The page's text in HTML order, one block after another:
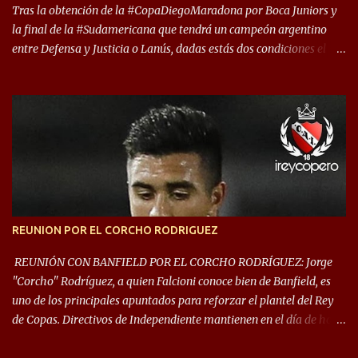
Tras la obtención de la #CopaDiegoMaradona por Boca Juniors y
la final de la #Sudamericana que tendrá un campeón argentino
entre Defensa y Justicia o Lanús, dadas estás dos condiciones el
que iniciará en fase de grupos con 6 partidos, de los cuales sólo los
primeros de cada grupo jugarán los 8vos. con los 3ros. mejores de
las fases de grupos de la #CopaLibertadores 2021. ¡Este año hay
noche de Copas Rey! ⚽🇦🇹👑🏆.
REUNION POR EL CORCHO RODRIGUEZ
REUNIÓN CON BANFIELD POR EL CORCHO RODRÍGUEZ: Jorge
"Corcho" Rodríguez, a quien Falcioni conoce bien de Banfield, es
uno de los principales apuntados para reforzar el plantel del Rey
de Copas. Directivos de Independiente mantienen en el día de hoy